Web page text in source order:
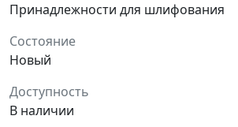
Принадлежности для шлифования
Состояние
Новый
Доступность
В наличии